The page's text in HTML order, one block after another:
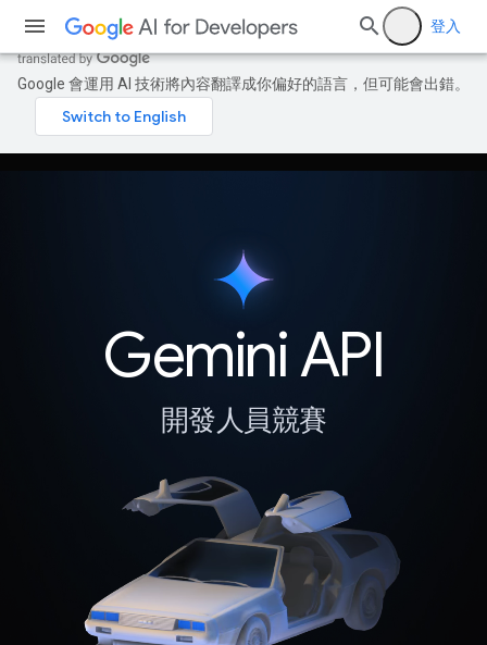
登入
Google 會運用 AI 技術將內容翻譯成你偏好的語言，但可能會出錯。
Gemini API
開發人員競賽